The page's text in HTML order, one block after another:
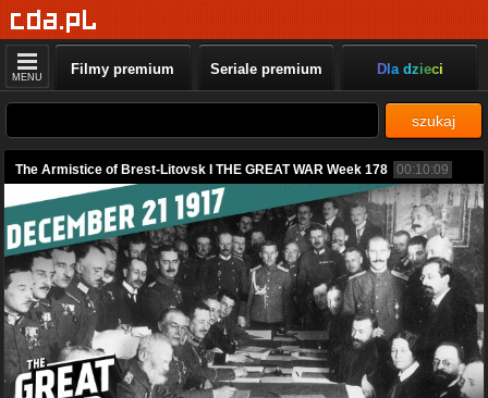
MENU Filmy premium Seriale premium Dla dzieci
szukaj
The Armistice of Brest-Litovsk I THE GREAT WAR Week 178 00:10:09